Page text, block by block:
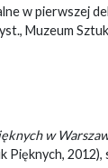
w pierwszej
Muzeum
w
Pięknych, 2012),